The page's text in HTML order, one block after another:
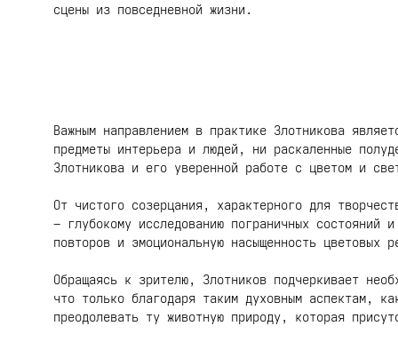
сцены из повседневной жизни.
Важным направлением в практике Злотникова
предметы интерьера и людей, ни раскаленные
Злотникова и его уверенной работе с цветом и
От чистого созерцания, характерного для
– глубокому исследованию пограничных состояний
повторов и эмоциональную насыщенность цветовых
Обращаясь к зрителю, Злотников подчеркивает
что только благодаря таким духовным аспектам,
преодолевать ту животную природу, которая